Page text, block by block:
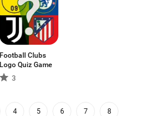
Football Clubs
Logo Quiz Game
3
4 5 6 7 8